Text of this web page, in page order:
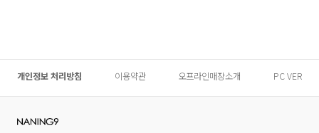
개인정보 처리방침 이용약관 오프라인매장소개 PC VER